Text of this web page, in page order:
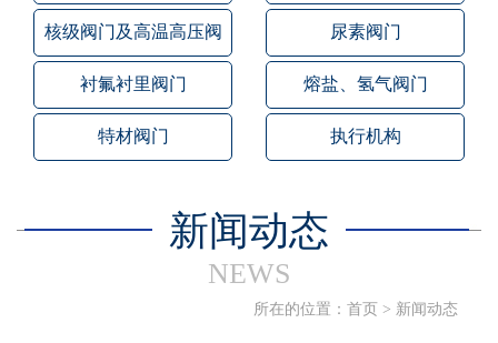
核级阀门及高温高压阀 尿素阀门
衬氟衬里阀门 熔盐、氢气阀门
特材阀门 执行机构
新闻动态
NEWS
所在的位置：首页 > 新闻动态